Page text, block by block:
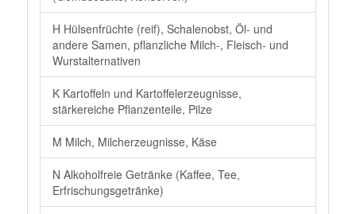
H Hülsenfrüchte (reif), Schalenobst, Öl- und
andere Samen, pflanzliche Milch-, Fleisch- und
Wurstalternativen
K Kartoffeln und Kartoffelerzeugnisse,
stärkereiche Pflanzenteile, Pilze
M Milch, Milcherzeugnisse, Käse
N Alkoholfreie Getränke (Kaffee, Tee,
Erfrischungsgetränke)